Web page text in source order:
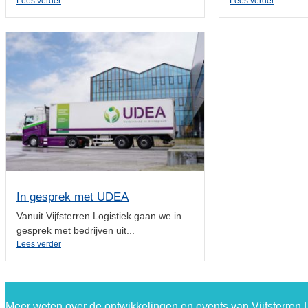
In gesprek met UDEA
Vanuit Vijfsterren Logistiek gaan we in
gesprek met bedrijven uit...
Lees verder